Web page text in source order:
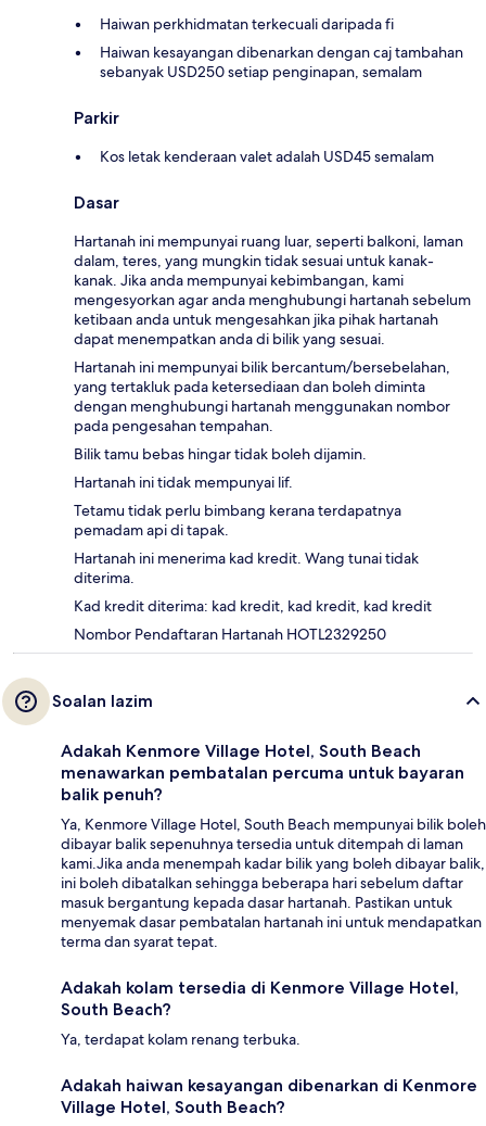
Haiwan perkhidmatan terkecuali daripada fi
Haiwan kesayangan dibenarkan dengan caj tambahan
sebanyak USD250 setiap penginapan, semalam
Parkir
Kos letak kenderaan valet adalah USD45 semalam
Dasar
Hartanah ini mempunyai ruang luar, seperti balkoni, laman
dalam, teres, yang mungkin tidak sesuai untuk kanak-
kanak. Jika anda mempunyai kebimbangan, kami
mengesyorkan agar anda menghubungi hartanah sebelum
ketibaan anda untuk mengesahkan jika pihak hartanah
dapat menempatkan anda di bilik yang sesuai.
Hartanah ini mempunyai bilik bercantum/bersebelahan,
yang tertakluk pada ketersediaan dan boleh diminta
dengan menghubungi hartanah menggunakan nombor
pada pengesahan tempahan.
Bilik tamu bebas hingar tidak boleh dijamin.
Hartanah ini tidak mempunyai lif.
Tetamu tidak perlu bimbang kerana terdapatnya
pemadam api di tapak.
Hartanah ini menerima kad kredit. Wang tunai tidak
diterima.
Kad kredit diterima: kad kredit, kad kredit, kad kredit
Nombor Pendaftaran Hartanah HOTL2329250
Soalan lazim
Adakah Kenmore Village Hotel, South Beach
menawarkan pembatalan percuma untuk bayaran
balik penuh?
Ya, Kenmore Village Hotel, South Beach mempunyai bilik boleh
dibayar balik sepenuhnya tersedia untuk ditempah di laman
kami.Jika anda menempah kadar bilik yang boleh dibayar balik,
ini boleh dibatalkan sehingga beberapa hari sebelum daftar
masuk bergantung kepada dasar hartanah. Pastikan untuk
menyemak dasar pembatalan hartanah ini untuk mendapatkan
terma dan syarat tepat.
Adakah kolam tersedia di Kenmore Village Hotel,
South Beach?
Ya, terdapat kolam renang terbuka.
Adakah haiwan kesayangan dibenarkan di Kenmore
Village Hotel, South Beach?